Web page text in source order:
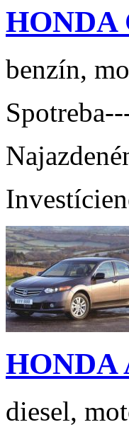
HONDA
benzín,
Spotreba
Najazdené
Investície
HONDA
diesel,